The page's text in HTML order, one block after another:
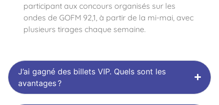
participant aux concours organisés sur les
ondes de GOFM 92,1, à partir de la mi-mai, avec
plusieurs tirages chaque semaine.
J’ai gagné des billets VIP. Quels sont les
avantages ?